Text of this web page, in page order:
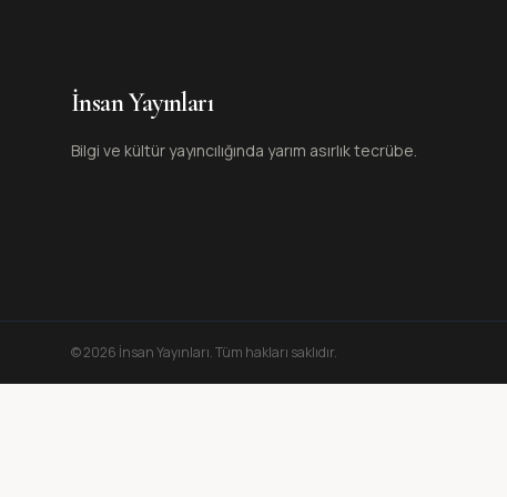
İnsan Yayınları
Bilgi ve kültür yayıncılığında yarım asırlık tecrübe.
©2026 İnsan Yayınları. Tüm hakları saklıdır.